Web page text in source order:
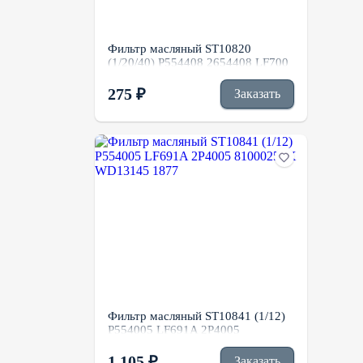
Фильтр масляный ST10820
(1/20/40) P554408 2654408 LF700
275 ₽ Заказать
Фильтр масляный ST10841 (1/12)
P554005 LF691A 2P4005